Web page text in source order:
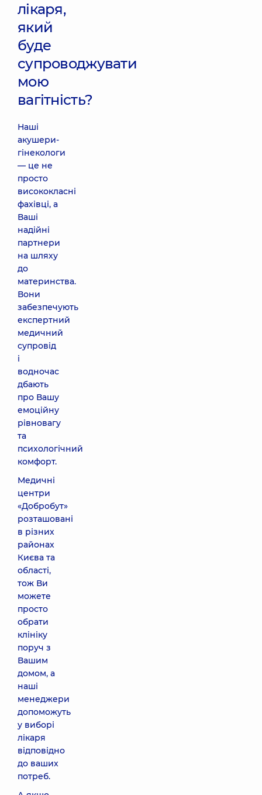
лікаря,
який
буде
супроводжувати
мою
вагітність?
Наші
акушери-
гінекологи
— це не
просто
висококласні
фахівці, а
Ваші
надійні
партнери
на шляху
до
материнства.
Вони
забезпечують
експертний
медичний
супровід
і
водночас
дбають
про Вашу
емоційну
рівновагу
та
психологічний
комфорт.
Медичні
центри
«Добробут»
розташовані
в різних
районах
Києва та
області,
тож Ви
можете
просто
обрати
клініку
поруч з
Вашим
домом, а
наші
менеджери
допоможуть
у виборі
лікаря
відповідно
до ваших
потреб.